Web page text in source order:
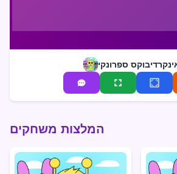
המלצות משחקים